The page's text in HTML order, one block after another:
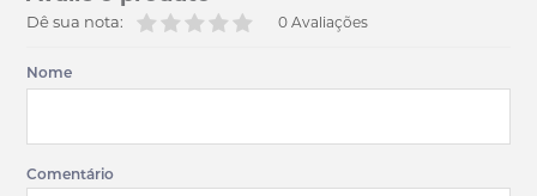
0 Avaliações
Dê sua nota:
Nome
Comentário